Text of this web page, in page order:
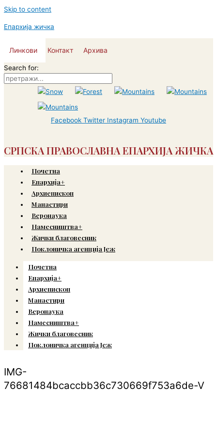
Skip to content
Епархија жичка
Линкови Контакт Архива
Search for:
Facebook Twitter Instagram Youtube
СРПСКА ПРАВОСЛАВНА ЕПАРХИЈА ЖИЧКА
Почетна
Епархија+
Архиепископ
Манастири
Веронаука
Намесништва+
Жички благовесник
Поклоничка агенција Јеж
Почетна
Епархија+
Архиепископ
Манастири
Веронаука
Намесништва+
Жички благовесник
Поклоничка агенција Јеж
IMG-
76681484bcaccbb36c730669f753a6de-V